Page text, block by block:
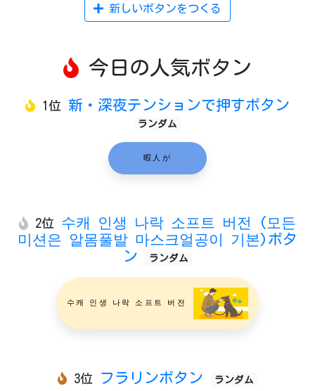
新しいボタンをつくる
今日の人気ボタン
1位 新・深夜テンションで押すボタン
ランダム
暇人が
2位
수캐 인생 나락 소프트 버전 (모든
미션은 알몸풀발 마스크얼공이 기본)ボタ
ン
ランダム
수캐 인생 나락 소프트 버전
3位 フラリンボタン ランダム